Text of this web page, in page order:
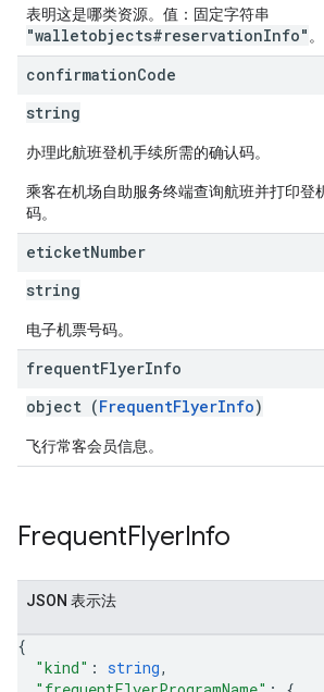
表明这是哪类资源。值：固定字符串
"walletobjects#reservationInfo" 。
confirmationCode
string
办理此航班登机手续所需的确认码。
乘客在机场自助服务终端查询航班并打印登
码。
eticketNumber
string
电子机票号码。
frequentFlyerInfo
object (FrequentFlyerInfo)
飞行常客会员信息。
FrequentFlyerInfo
JSON 表示法
{
"kind" : string,